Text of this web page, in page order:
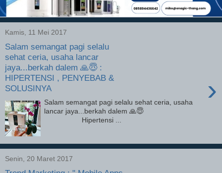
Kamis, 11 Mei 2017
Salam semangat pagi selalu
sehat ceria, usaha lancar
jaya...berkah dalem 🙏😇 :
HIPERTENSI , PENYEBAB &
SOLUSINYA
›
Salam semangat pagi selalu sehat ceria, usaha
lancar jaya...berkah dalem 🙏😇
Hipertensi ...
Senin, 20 Maret 2017